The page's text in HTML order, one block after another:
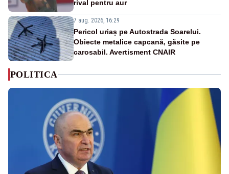
rival pentru aur
7 aug. 2026, 16:29
Pericol uriaș pe Autostrada Soarelui.
Obiecte metalice capcană, găsite pe
carosabil. Avertisment CNAIR
POLITICA